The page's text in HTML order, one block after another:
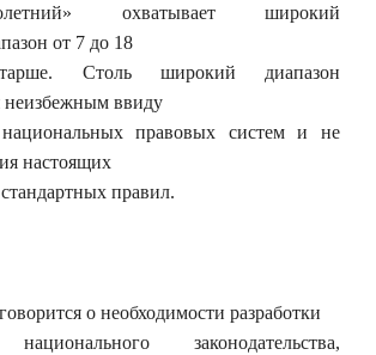
охватывает широкий
от 7 до 18
Столь широкий диапазон
неизбежным ввиду
национальных правовых систем и не
настоящих
правил.
о необходимости разработки
законодательства,